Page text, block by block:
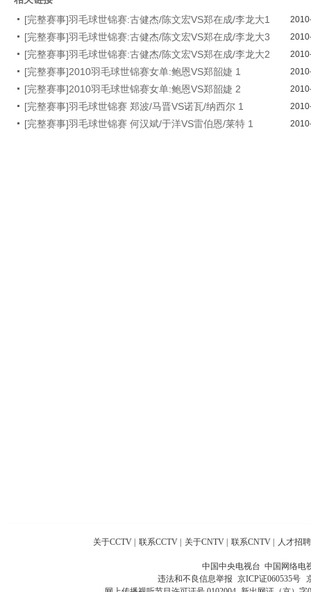
[完整赛事]羽毛球世锦赛:古健杰/陈文宏VS郑在成/李龙大1
[完整赛事]羽毛球世锦赛:古健杰/陈文宏VS郑在成/李龙大3
[完整赛事]羽毛球世锦赛:古健杰/陈文宏VS郑在成/李龙大2
[完整赛事]2010羽毛球世锦赛女单:鲍恩VS郑韶婕 1
[完整赛事]2010羽毛球世锦赛女单:鲍恩VS郑韶婕 2
[完整赛事]羽毛球世锦赛 郑波/马晋VS诺瓦/纳西尔 1
[完整赛事]羽毛球世锦赛 何汉斌/于洋VS雷伯恩/莱特 1
关于CCTV 联系CCTV 关于CNTV 联系CNTV 人才招聘
中国中央电视台 中国网络电
违法和不良信息举报 京ICP证060535号